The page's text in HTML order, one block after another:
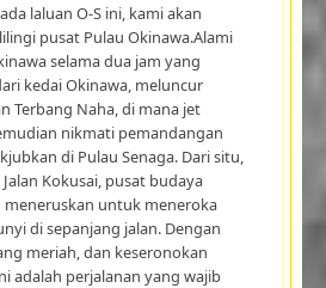
laluan O-S ini, kami akan
pusat Pulau Okinawa.Alami
selama dua jam yang
kedai Okinawa, meluncur
Terbang Naha, di mana jet
nikmati pemandangan
di Pulau Senaga. Dari situ,
Kokusai, pusat budaya
meneruskan untuk meneroka
di sepanjang jalan. Dengan
meriah, dan keseronokan
adalah perjalanan yang wajib